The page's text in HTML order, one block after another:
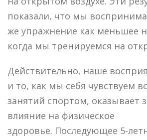
показали, что мы
же упражнение как меньшее
когда мы тренируемся на
Действительно, наше
и то, как мы себя чувствуем
занятий спортом, оказывает
влияние на физическое
здоровье. Последующее 5-